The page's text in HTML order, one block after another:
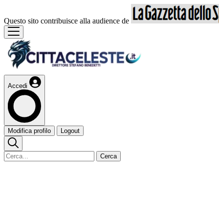
Questo sito contribuisce alla audience de
Accedi
Modifica profilo Logout
Cerca